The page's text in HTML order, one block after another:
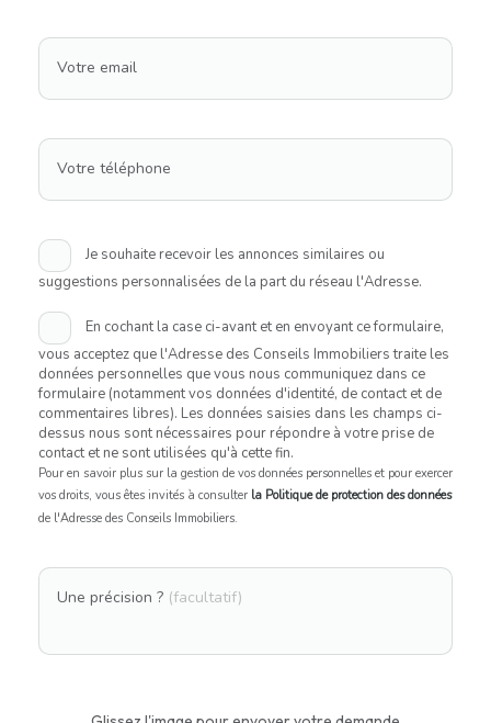
Votre email
Votre téléphone
Je souhaite recevoir les annonces similaires ou
suggestions personnalisées de la part du réseau l'Adresse.
En cochant la case ci-avant et en envoyant ce formulaire,
vous acceptez que l'Adresse des Conseils Immobiliers traite les
données personnelles que vous nous communiquez dans ce
formulaire (notamment vos données d'identité, de contact et de
commentaires libres). Les données saisies dans les champs ci-
dessus nous sont nécessaires pour répondre à votre prise de
contact et ne sont utilisées qu'à cette fin.
Pour en savoir plus sur la gestion de vos données personnelles et pour exercer
vos droits, vous êtes invités à consulter la Politique de protection des données
de l'Adresse des Conseils Immobiliers.
Une précision ? (facultatif)